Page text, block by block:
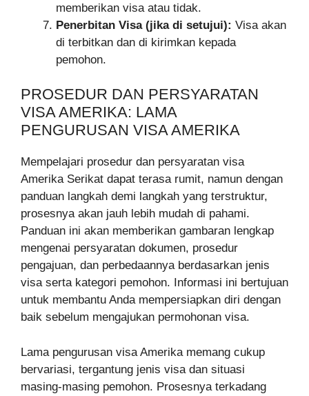
memberikan visa atau tidak.
Penerbitan Visa (jika di setujui): Visa akan
di terbitkan dan di kirimkan kepada
pemohon.
PROSEDUR DAN PERSYARATAN
VISA AMERIKA: LAMA
PENGURUSAN VISA AMERIKA
Mempelajari prosedur dan persyaratan visa
Amerika Serikat dapat terasa rumit, namun dengan
panduan langkah demi langkah yang terstruktur,
prosesnya akan jauh lebih mudah di pahami.
Panduan ini akan memberikan gambaran lengkap
mengenai persyaratan dokumen, prosedur
pengajuan, dan perbedaannya berdasarkan jenis
visa serta kategori pemohon. Informasi ini bertujuan
untuk membantu Anda mempersiapkan diri dengan
baik sebelum mengajukan permohonan visa.
Lama pengurusan visa Amerika memang cukup
bervariasi, tergantung jenis visa dan situasi
masing-masing pemohon. Prosesnya terkadang